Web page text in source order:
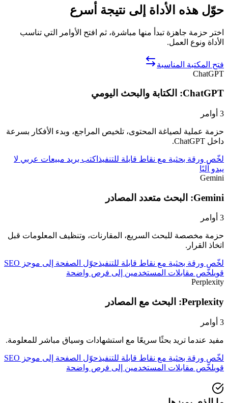
حوّل هذه الأداة إلى نتيجة أسرع
اختر حزمة جاهزة تبدأ منها مباشرة، ثم افتح الأوامر التي تناسب
الأداة ونوع العمل.
فتح المكتبة المناسبة
ChatGPT
ChatGPT: الكتابة والبحث اليومي
3 أوامر
حزمة عملية لصياغة المحتوى، تلخيص المراجع، وبدء الأفكار بسرعة
داخل ChatGPT.
لخّص ورقة بحثية مع نقاط قابلة للتنفيذ اكتب بريد مبيعات عربي لا
يبدو آليًا
Gemini
Gemini: البحث متعدد المصادر
3 أوامر
حزمة مخصصة للبحث السريع، المقارنات، وتنظيف المعلومات قبل
اتخاذ القرار.
لخّص ورقة بحثية مع نقاط قابلة للتنفيذ
حوّل الصفحة إلى موجز SEO
قويلخّص مقابلات المستخدمين إلى فرص واضحة
Perplexity
Perplexity: البحث مع المصادر
3 أوامر
مفيد عندما تريد بحثًا سريعًا مع استشهادات وسياق مباشر للمعلومة.
لخّص ورقة بحثية مع نقاط قابلة للتنفيذ
حوّل الصفحة إلى موجز SEO
قويلخّص مقابلات المستخدمين إلى فرص واضحة